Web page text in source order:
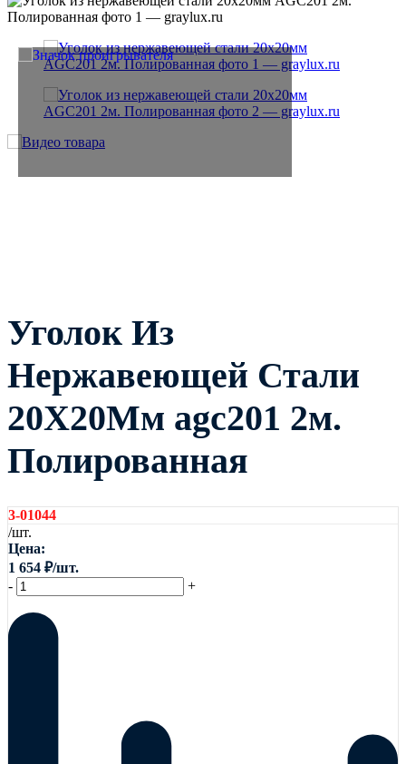
Уголок Из
Нержавеющей Стали
20Х20Мм agc201 2м.
Полированная
3-01044
/шт.
Цена:
1 654 ₽/шт.
-
+